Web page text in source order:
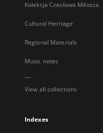
Kolekcja Czesława Miłosza
Cultural Heritage
Regional Materials
Music notes
...
View all collections
Indexes